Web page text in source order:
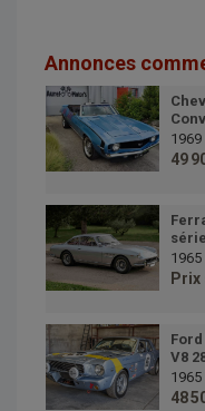
Annonces
1969
49
1965
V8
1965
48